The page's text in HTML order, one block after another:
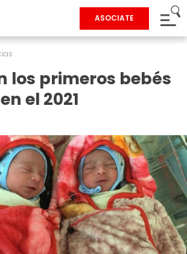
ASOCIATE
los primeros bebés
el 2021